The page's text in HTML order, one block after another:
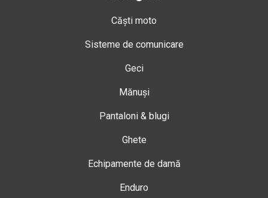
Căști moto
Sisteme de comunicare
Geci
Mănuși
Pantaloni & blugi
Ghete
Echipamente de damă
Enduro